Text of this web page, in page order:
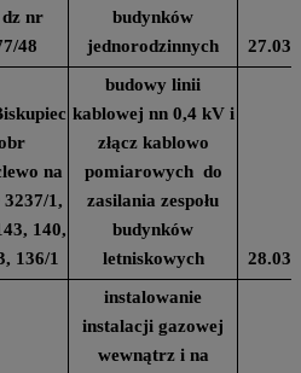
dz nr
48
budynków
jednorodzinnych
na
1,
140,
136/1
budowy linii
kablowej nn 0,4 kV i
złącz kablowo
pomiarowych do
zasilania zespołu
budynków
letniskowych
instalowanie
instalacji gazowej
wewnątrz i na